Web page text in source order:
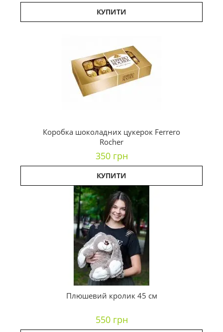
КУПИТИ
Коробка шоколадних цукерок Ferrero
Rocher
350 грн
КУПИТИ
Плюшевий кролик 45 см
550 грн